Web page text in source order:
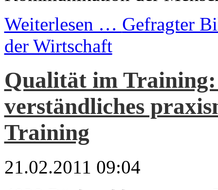
Weiterlesen … Gefragter
der Wirtschaft
Qualität im
verständliches
Training
21.02.2011 09:04